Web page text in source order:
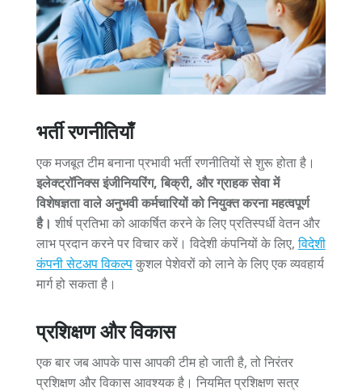
भर्ती रणनीतियाँ
एक मजबूत टीम बनाना प्रभावी भर्ती रणनीतियों से शुरू होता है।
इलेक्ट्रॉनिक्स इंजीनियरिंग, बिक्री, और ग्राहक सेवा में
विशेषज्ञता वाले अनुभवी कर्मचारियों को नियुक्त करना महत्वपूर्ण
है। शीर्ष प्रतिभा को आकर्षित करने के लिए प्रतिस्पर्धी वेतन और
लाभ प्रदान करने पर विचार करें। विदेशी कंपनियों के लिए,विदेशी
कंपनी सेटअप विकल्पकुशल पेशेवरों को लाने के लिए एक व्यवहार्य
मार्ग हो सकता है।
प्रशिक्षण और विकास
एक बार जब आपके पास आपकी टीम हो जाती है, तो निरंतर
प्रशिक्षण और विकास आवश्यक है। नियमित प्रशिक्षण सत्र